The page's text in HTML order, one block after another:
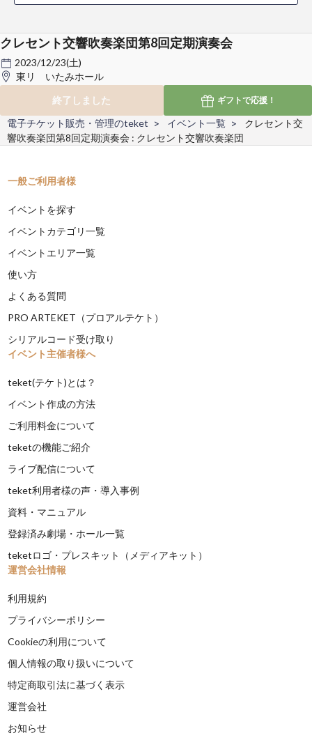
クレセント交響吹奏楽団第8回定期演奏会
2023/12/23(土)
東リ いたみホール
終了しました
ギフトで応援！
電子チケット販売・管理のteket イベント一覧
クレセント交
響吹奏楽団第8回定期演奏会 : クレセント交響吹奏楽団
一般ご利用者様
イベントを探す
イベントカテゴリ一覧
イベントエリア一覧
使い方
よくある質問
PRO ARTEKET（プロアルテケト）
シリアルコード受け取り
イベント主催者様へ
teket(テケト)とは？
イベント作成の方法
ご利用料金について
teketの機能ご紹介
ライブ配信について
teket利用者様の声・導入事例
資料・マニュアル
登録済み劇場・ホール一覧
teketロゴ・プレスキット（メディアキット）
運営会社情報
利用規約
プライバシーポリシー
Cookieの利用について
個人情報の取り扱いについて
特定商取引法に基づく表示
運営会社
お知らせ